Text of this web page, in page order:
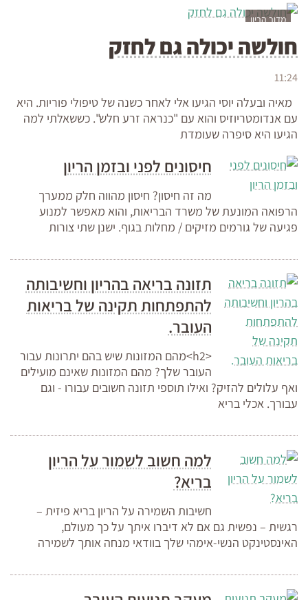
מדור הריון
חולשה יכולה גם לחזק
11:24
מאיה ובעלה יוסי הגיעו אלי לאחר כשנה של טיפולי פוריות. היא
עם אנדומטריוזיס והוא עם "כנראה זרע חלש". כששאלתי למה
הגיעו היא סיפרה שעומדת
חיסונים לפני ובזמן הריון
מה זה חיסון? חיסון מהווה חלק ממערך
הרפואה המונעת של משרד הבריאות, והוא מאפשר למנוע
פגיעה של גורמים מזיקים / מחלות בגוף. ישנן שתי צורות
תזונה בריאה בהריון וחשיבותה
להתפתחות תקינה של בריאות
העובר.
<h2>מהם המזונות שיש בהם יתרונות עבור
העובר שלך? מהם המזונות שאינם מועילים
ואף עלולים להזיק? ואילו תוספי תזונה חשובים עבורו - וגם
עבורך. אכלי בריא
למה חשוב לשמור על הריון
בריא?
חשיבות השמירה על הריון בריא פיזית –
רגשית – נפשית גם אם לא דיברו איתך על כך מעולם,
האינסטינקט הנשי-אימהי שלך בוודאי מנחה אותך לשמירה